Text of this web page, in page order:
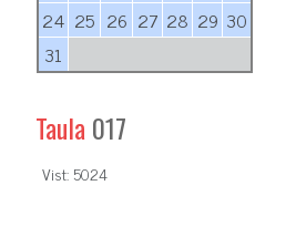
24 25 26 27 28 29 30
31
Taula 017
Vist: 5024